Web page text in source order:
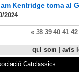
Kentridge torna al
2024
« 38 39 40 41 42
qui som
avís
Catclàssics.